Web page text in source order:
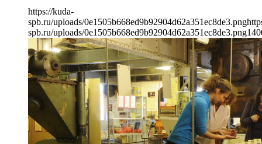
https://kuda-
spb.ru/uploads/0e1505b668ed9b92904d62a351ec8de3.png
spb.ru/uploads/0e1505b668ed9b92904d62a351ec8de3.png